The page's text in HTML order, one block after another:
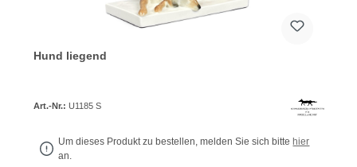
Hund liegend
Art.-Nr.:U1185 S
Um dieses Produkt zu bestellen, melden Sie sich bitte hier
an.